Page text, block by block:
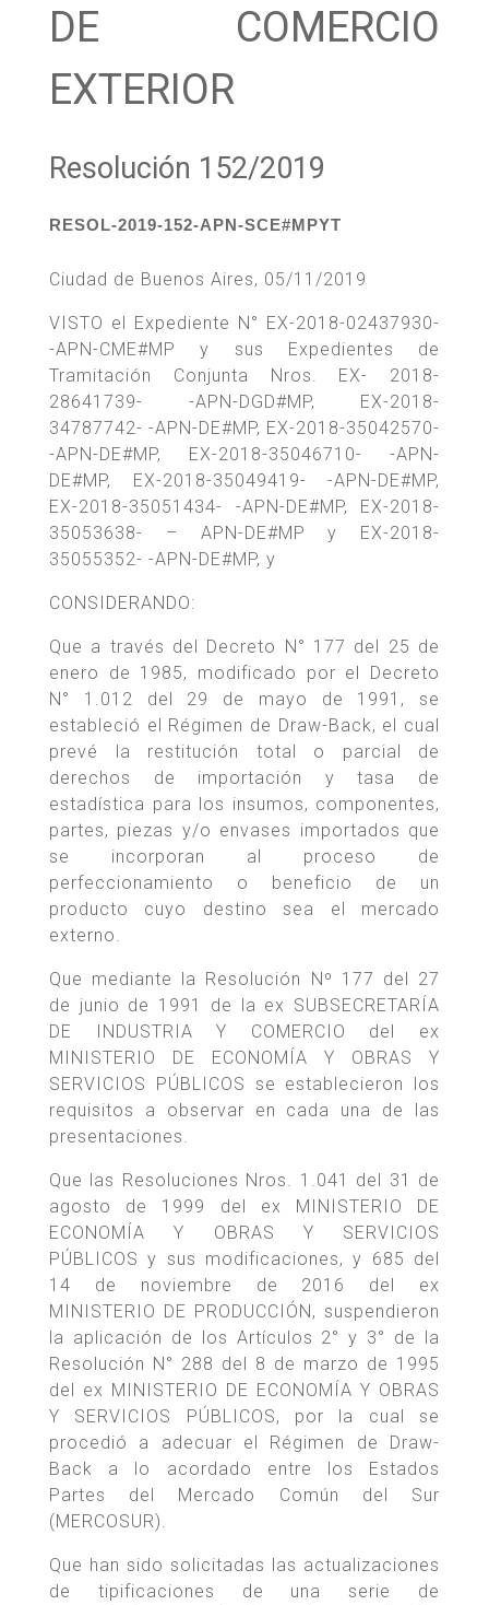
DE COMERCIO
EXTERIOR
Resolución 152/2019
RESOL-2019-152-APN-SCE#MPYT
Ciudad de Buenos Aires, 05/11/2019
VISTO el Expediente N° EX-2018-02437930-
-APN-CME#MP y sus Expedientes de
Tramitación Conjunta Nros. EX- 2018-
28641739- -APN-DGD#MP, EX-2018-
34787742- -APN-DE#MP, EX-2018-35042570-
-APN-DE#MP, EX-2018-35046710- -APN-
DE#MP, EX-2018-35049419- -APN-DE#MP,
EX-2018-35051434- -APN-DE#MP, EX-2018-
35053638- – APN-DE#MP y EX-2018-
35055352- -APN-DE#MP, y
CONSIDERANDO:
Que a través del Decreto N° 177 del 25 de
enero de 1985, modificado por el Decreto
N° 1.012 del 29 de mayo de 1991, se
estableció el Régimen de Draw-Back, el cual
prevé la restitución total o parcial de
derechos de importación y tasa de
estadística para los insumos, componentes,
partes, piezas y/o envases importados que
se incorporan al proceso de
perfeccionamiento o beneficio de un
producto cuyo destino sea el mercado
externo.
Que mediante la Resolución Nº 177 del 27
de junio de 1991 de la ex SUBSECRETARÍA
DE INDUSTRIA Y COMERCIO del ex
MINISTERIO DE ECONOMÍA Y OBRAS Y
SERVICIOS PÚBLICOS se establecieron los
requisitos a observar en cada una de las
presentaciones.
Que las Resoluciones Nros. 1.041 del 31 de
agosto de 1999 del ex MINISTERIO DE
ECONOMÍA Y OBRAS Y SERVICIOS
PÚBLICOS y sus modificaciones, y 685 del
14 de noviembre de 2016 del ex
MINISTERIO DE PRODUCCIÓN, suspendieron
la aplicación de los Artículos 2° y 3° de la
Resolución N° 288 del 8 de marzo de 1995
del ex MINISTERIO DE ECONOMÍA Y OBRAS
Y SERVICIOS PÚBLICOS, por la cual se
procedió a adecuar el Régimen de Draw-
Back a lo acordado entre los Estados
Partes del Mercado Común del Sur
(MERCOSUR).
Que han sido solicitadas las actualizaciones
de tipificaciones de una serie de